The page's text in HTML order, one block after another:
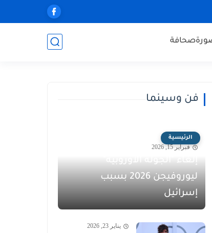
صحافة
فن وسينما
الرئيسية
فبراير 15, 2026
إلغاء "الجولة الأوروبية"
ليوروفيجن 2026 بسبب
إسرائيل
يناير 23, 2026